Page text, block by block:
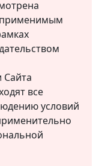
Сайта
все
условий